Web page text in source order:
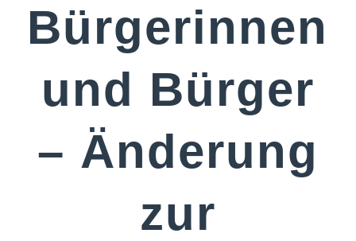
Bürgerinnen
und Bürger
– Änderung
zur